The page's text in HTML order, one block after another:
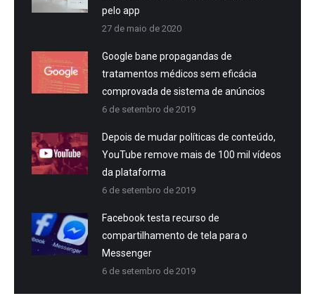
pelo app
27 de maio de 2020
Google bane propagandas de
tratamentos médicos sem eficácia
comprovada de sistema de anúncios
6 de setembro de 2019
Depois de mudar políticas de conteúdo,
YouTube remove mais de 100 mil vídeos
da plataforma
6 de setembro de 2019
Facebook testa recurso de
compartilhamento de tela para o
Messenger
6 de setembro de 2019